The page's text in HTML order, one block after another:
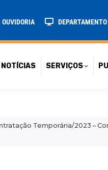
OUVIDORIA
NOTÍCIAS SERVIÇOS
Temporária/2023 –